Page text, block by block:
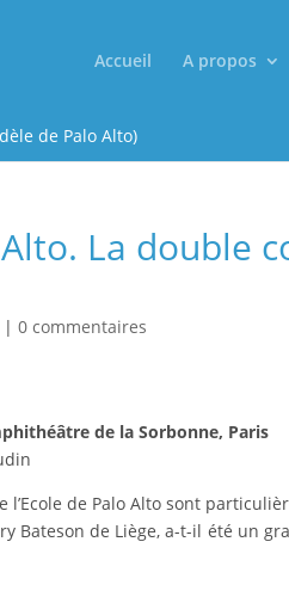
Accueil A propos
de Palo Alto)
La double
|0 commentaires
de la Sorbonne, Paris
de Palo Alto sont
Bateson de Liège, a-t-il été un